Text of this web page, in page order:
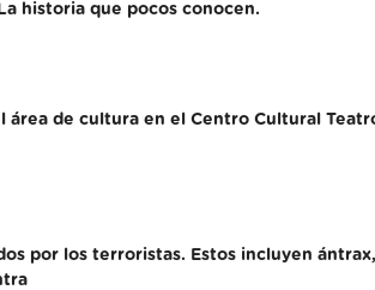
historia que pocos conocen.
área de cultura en el Centro Cultural
por los terroristas. Estos incluyen ántrax,